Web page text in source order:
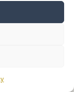
и
с этим...